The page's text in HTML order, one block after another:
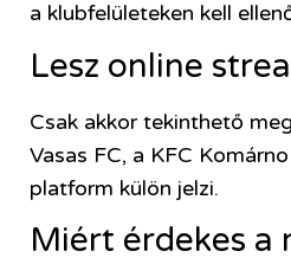
a klubfelületeken kell
Lesz online
Csak akkor tekinthető
Vasas FC, a KFC
platform külön jelzi.
Miért érdekes a